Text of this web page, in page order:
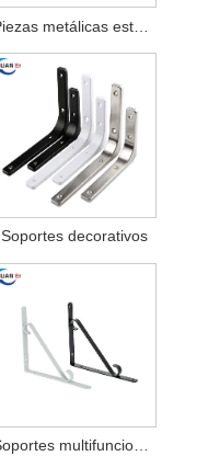
Piezas metálicas estampadas para la industria automotriz
Soportes decorativos
Soportes multifuncionales de piezas de estampado de acero inoxidable